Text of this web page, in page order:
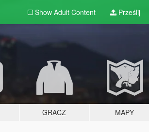
Show Adult Content Prześlij
GRACZ MAPY